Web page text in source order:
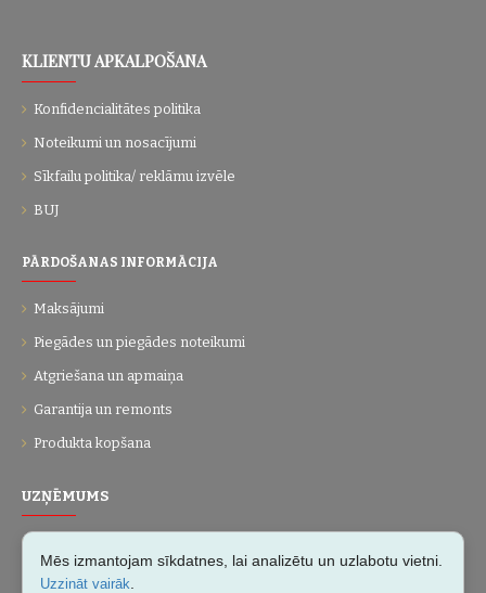
KLIENTU APKALPOŠANA
Konfidencialitātes politika
Noteikumi un nosacījumi
Sīkfailu politika/ reklāmu izvēle
BUJ
PĀRDOŠANAS INFORMĀCIJA
Maksājumi
Piegādes un piegādes noteikumi
Atgriešana un apmaiņa
Garantija un remonts
Produkta kopšana
UZŅĒMUMS
Kontakti
Mēs izmantojam sīkdatnes, lai analizētu un uzlabotu vietni.
Uzzināt vairāk